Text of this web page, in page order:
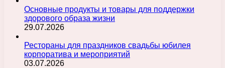
Основные продукты и товары для поддержки
здорового образа жизни
29.07.2026
Рестораны для праздников свадьбы юбилея
корпоратива и мероприятий
03.07.2026